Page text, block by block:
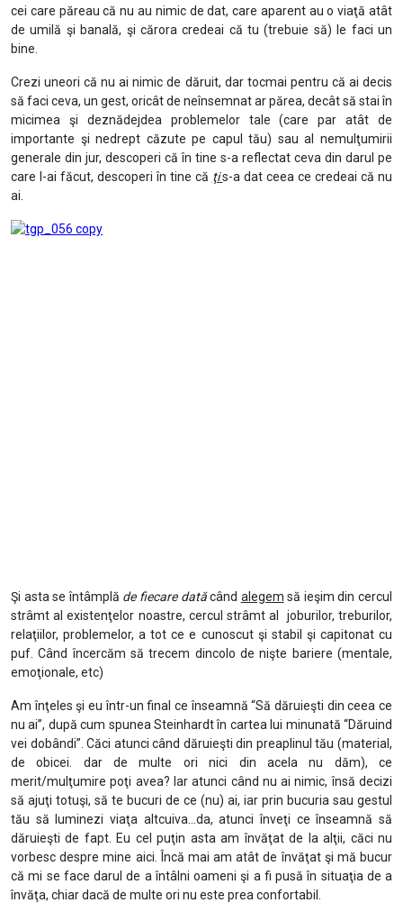
cei care păreau că nu au nimic de dat, care aparent au o viaţă atât
de umilă şi banală, şi cărora credeai că tu (trebuie să) le faci un
bine.
Crezi uneori că nu ai nimic de dăruit, dar tocmai pentru că ai decis
să faci ceva, un gest, oricât de neînsemnat ar părea, decât să stai în
micimea şi deznădejdea problemelor tale (care par atât de
importante şi nedrept căzute pe capul tău) sau al nemulţumirii
generale din jur, descoperi că în tine s-a reflectat ceva din darul pe
care l-ai făcut, descoperi în tine că ţi s-a dat ceea ce credeai că nu
ai.
Şi asta se întâmplă de fiecare datăcând alegem să ieşim din cercul
strâmt al existenţelor noastre, cercul strâmt al joburilor, treburilor,
relaţiilor, problemelor, a tot ce e cunoscut şi stabil şi capitonat cu
puf. Când încercăm să trecem dincolo de nişte bariere (mentale,
emoţionale, etc)
Am înţeles şi eu într-un final ce înseamnă “Să dăruieşti din ceea ce
nu ai”, după cum spunea Steinhardt în cartea lui minunată “Dăruind
vei dobândi”. Căci atunci când dăruieşti din preaplinul tău (material,
de obicei. dar de multe ori nici din acela nu dăm), ce
merit/mulţumire poţi avea? Iar atunci când nu ai nimic, însă decizi
să ajuţi totuşi, să te bucuri de ce (nu) ai, iar prin bucuria sau gestul
tău să luminezi viaţa altcuiva…da, atunci înveţi ce înseamnă să
dăruieşti de fapt. Eu cel puţin asta am învăţat de la alţii, căci nu
vorbesc despre mine aici. Încă mai am atât de învăţat şi mă bucur
că mi se face darul de a întâlni oameni şi a fi pusă în situaţia de a
învăţa, chiar dacă de multe ori nu este prea confortabil.